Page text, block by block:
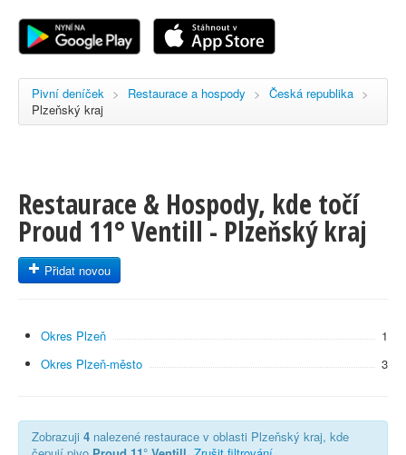
Registrace
Pivní deníček > Restaurace a hospody > Česká republika >
Plzeňský kraj
Restaurace & Hospody, kde točí
Proud 11° Ventill - Plzeňský kraj
Přidat novou
Okres Plzeň
1
Okres Plzeň-město
3
Zobrazuji 4 nalezené restaurace v oblasti Plzeňský kraj, kde